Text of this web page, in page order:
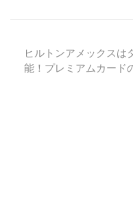
ヒルトンアメックスは
能！プレミアムカード